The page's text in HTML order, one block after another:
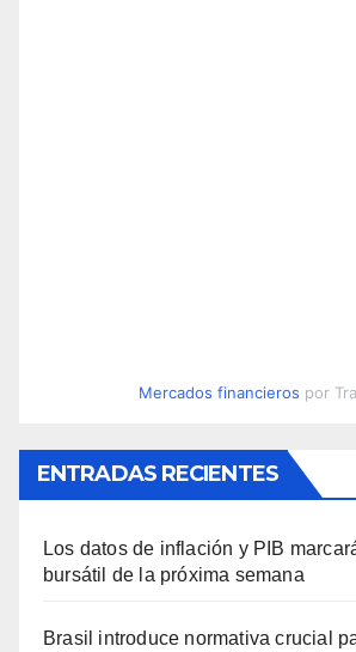
Mercados financieros por
ENTRADAS RECIENTES
Los datos de inflación y PIB
bursátil de la próxima semana
Brasil introduce normativa crucial